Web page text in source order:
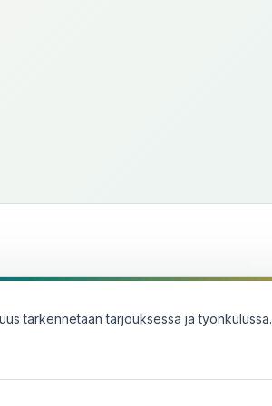
tarkennetaan tarjouksessa ja työnkulussa.